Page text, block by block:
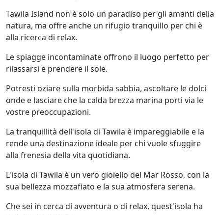
Tawila Island non è solo un paradiso per gli amanti della
natura, ma offre anche un rifugio tranquillo per chi è
alla ricerca di relax.
Le spiagge incontaminate offrono il luogo perfetto per
rilassarsi e prendere il sole.
Potresti oziare sulla morbida sabbia, ascoltare le dolci
onde e lasciare che la calda brezza marina porti via le
vostre preoccupazioni.
La tranquillità dell'isola di Tawila è impareggiabile e la
rende una destinazione ideale per chi vuole sfuggire
alla frenesia della vita quotidiana.
L'isola di Tawila è un vero gioiello del Mar Rosso, con la
sua bellezza mozzafiato e la sua atmosfera serena.
Che sei in cerca di avventura o di relax, quest'isola ha